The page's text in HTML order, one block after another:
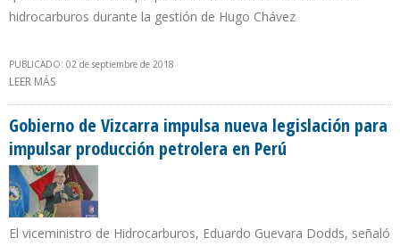
hidrocarburos durante la gestión de Hugo Chávez
PUBLICADO: 02 de septiembre de 2018
LEER MÁS
Gobierno de Vizcarra impulsa nueva legislación para
impulsar producción petrolera en Perú
El viceministro de Hidrocarburos, Eduardo Guevara Dodds, señaló